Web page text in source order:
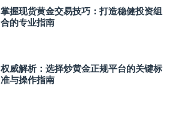
掌握现货黄金交易技巧：打造稳健投资组
合的专业指南
权威解析：选择炒黄金正规平台的关键标
准与操作指南